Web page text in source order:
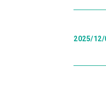
2025/12/